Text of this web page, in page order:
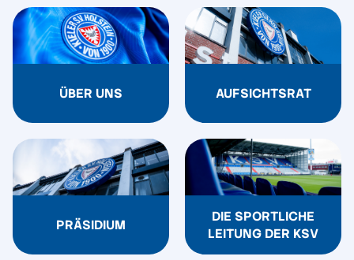
ÜBER UNS AUFSICHTSRAT
PRÄSIDIUM
DIE SPORTLICHE
LEITUNG DER KSV